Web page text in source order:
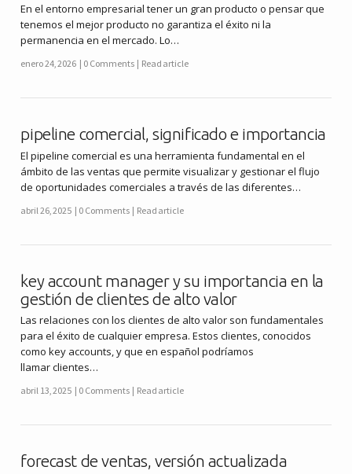
En el entorno empresarial tener un gran producto o pensar que
tenemos el mejor producto no garantiza el éxito ni la
permanencia en el mercado. Lo…
enero 24, 2026 0 Comments Read article
pipeline comercial, significado e importancia
El pipeline comercial es una herramienta fundamental en el
ámbito de las ventas que permite visualizar y gestionar el flujo
de oportunidades comerciales a través de las diferentes…
abril 26, 2025 0 Comments Read article
key account manager y su importancia en la
gestión de clientes de alto valor
Las relaciones con los clientes de alto valor son fundamentales
para el éxito de cualquier empresa. Estos clientes, conocidos
como key accounts, y que en español podríamos
llamar clientes…
abril 13, 2025 0 Comments Read article
forecast de ventas, versión actualizada